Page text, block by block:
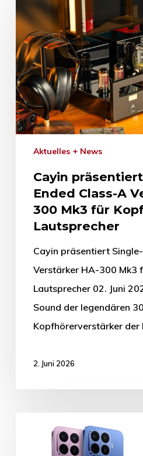
Aktuelles + News
Cayin
Ended Class-A
300 Mk3 für
Lautsprecher
Cayin präsentiert
Verstärker HA-300 Mk3
Lautsprecher 02. Juni
Sound der legendären
Kopfhörerverstärker der
2. Juni 2026